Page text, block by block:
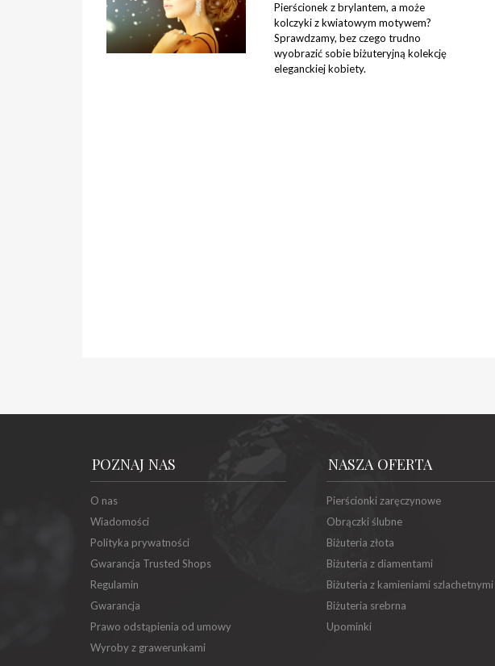
Pierścionek z brylantem, a może
kolczyki z kwiatowym motywem?
Sprawdzamy, bez czego trudno
wyobrazić sobie biżuteryjną kolekcję
eleganckiej kobiety.
POZNAJ NAS
O nas
Wiadomości
Polityka prywatności
Gwarancja Trusted Shops
Regulamin
Gwarancja
Prawo odstąpienia od umowy
Wyroby z grawerunkami
NASZA OFERTA
Pierścionki zaręczynowe
Obrączki ślubne
Biżuteria złota
Biżuteria z diamentami
Biżuteria z kamieniami szlachetnymi
Biżuteria srebrna
Upominki